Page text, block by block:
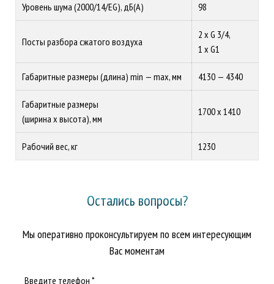
Уровень шума (2000/14/EG), дБ(A) 98
Посты разбора сжатого воздуха
2 x G 3/4,
1 x G1
Габаритные размеры (длина) min — max, мм 4130 — 4340
Габаритные размеры
(ширина х высота), мм
1700 x 1410
Рабочий вес, кг 1230
Остались вопросы?
Мы оперативно проконсультируем по всем интересующим
Вас моментам
Введите телефон *